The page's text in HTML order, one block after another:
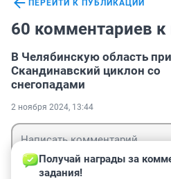
ПЕРЕЙТИ К ПУБЛИКАЦИИ
60 комментариев к
В Челябинскую область
Скандинавский циклон со
снегопадами
2 ноября 2024, 13:44
Получай награды за
задания!